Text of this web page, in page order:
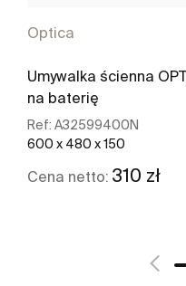
Optica
Umywalka ścienna
na baterię
Ref: A32599400N
600 x 480 x 150
Cena netto: 310 zł